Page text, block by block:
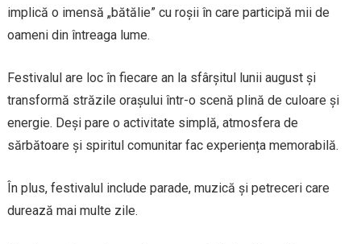
implică o imensă „bătălie” cu roșii în care participă mii de
oameni din întreaga lume.
Festivalul are loc în fiecare an la sfârșitul lunii august și
transformă străzile orașului într-o scenă plină de culoare și
energie. Deși pare o activitate simplă, atmosfera de
sărbătoare și spiritul comunitar fac experiența memorabilă.
În plus, festivalul include parade, muzică și petreceri care
durează mai multe zile.